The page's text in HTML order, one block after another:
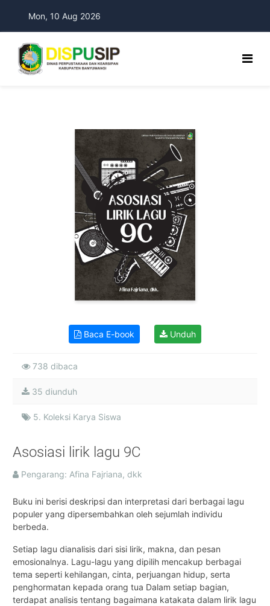
Mon, 10 Aug 2026
Baca E-book Unduh
738 dibaca
35 diunduh
5. Koleksi Karya Siswa
Asosiasi lirik lagu 9C
Pengarang: Afina Fajriana, dkk
Buku ini berisi deskripsi dan interpretasi dari berbagai lagu
populer yang dipersembahkan oleh sejumlah individu
berbeda.
Setiap lagu dianalisis dari sisi lirik, makna, dan pesan
emosionalnya. Lagu-lagu yang dipilih mencakup berbagai
tema seperti kehilangan, cinta, perjuangan hidup, serta
penghormatan kepada orang tua Dalam setiap bagian,
terdapat analisis tentang bagaimana katakata dalam lirik lagu